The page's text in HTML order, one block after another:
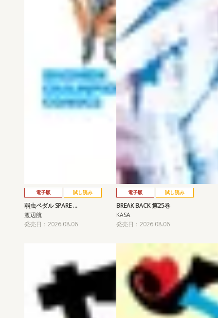
電子版 試し読み
弱虫ペダル SPARE …
渡辺航
発売日：2026.08.06
電子版 試し読み
BREAK BACK 第25巻
KASA
発売日：2026.08.06